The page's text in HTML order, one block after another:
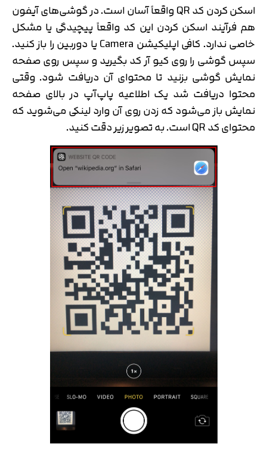
اسکن کردن کد QR واقعاً آسان است. در گوشی‌های آیفون
هم فرآیند اسکن کردن این کد واقعاً پیچیدگی یا مشکل
خاصی ندارد. کافی اپلیکیشن Camera یا دوربین را باز کنید.
سپس گوشی را روی کیو آر کد بگیرید و سپس روی صفحه
نمایش گوشی بزنید تا محتوای آن دریافت شود. وقتی
محتوا دریافت شد یک اطلاعیه پاپ‌آپ در بالای صفحه
نمایش باز می‌شود که زدن روی آن وارد لینکی می‌شوید که
محتوای کد QR است. به تصویر زیر دقت کنید.